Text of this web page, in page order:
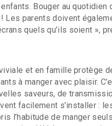
Bouger au quotidien
Les parents doivent
quels qu’ils soient »,
et en famille protège
à manger avec plaisir.
saveurs, de
facilement s’installer :
l’habitude de manger